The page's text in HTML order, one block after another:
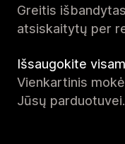
Greitis
atsiskaitytų per
Išsaugokite
Vienkartinis
Jūsų